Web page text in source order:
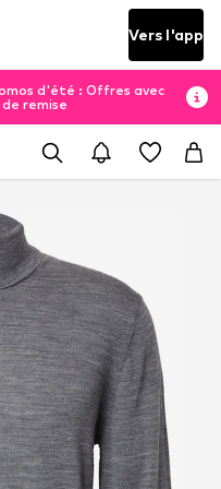
Vers l'app
d'été : Offres avec
remise